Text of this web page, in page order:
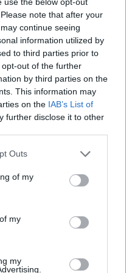
note that after your
continue seeing
information utilized by
to third parties prior to
out of the further
by third parties on the
This information may
on the IAB’s List of
further disclose it to other
Outs
of my
my
my
nis rënia e
ndoqi me automatik dhe
mikun e fëmijërisë,
autori i
që është në
kërkim
Evakuohen